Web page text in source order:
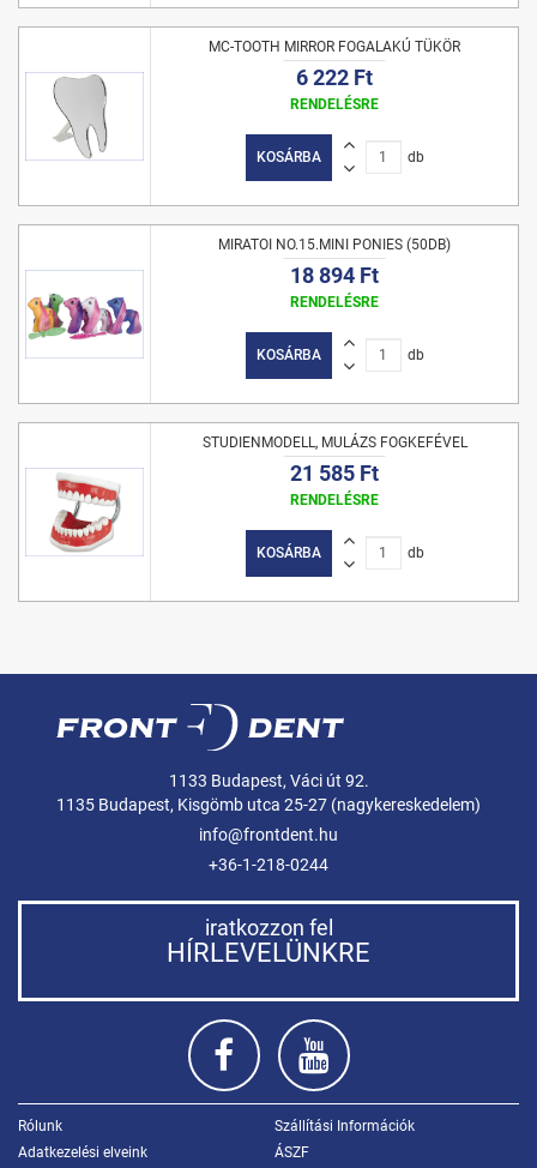
MC-TOOTH MIRROR FOGALAKÚ TÜKÖR
6 222 Ft
RENDELÉSRE
KOSÁRBA db
MIRATOI NO.15.MINI PONIES (50DB)
18 894 Ft
RENDELÉSRE
KOSÁRBA db
STUDIENMODELL, MULÁZS FOGKEFÉVEL
21 585 Ft
RENDELÉSRE
KOSÁRBA db
1133 Budapest, Váci út 92.
1135 Budapest, Kisgömb utca 25-27 (nagykereskedelem)
info@frontdent.hu
+36-1-218-0244
iratkozzon fel
HÍRLEVELÜNKRE
Rólunk
Szállítási Információk
Adatkezelési elveink
ÁSZF